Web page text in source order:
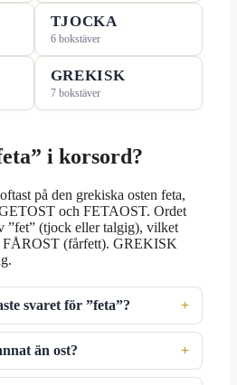
TJOCKA
6 bokstäver
GREKISK
7 bokstäver
i korsord?
på den grekiska osten feta,
och FETAOST. Ordet
”fet” (tjock eller talgig), vilket
(fårfett). GREKISK
svaret för ”feta”?
än ost?